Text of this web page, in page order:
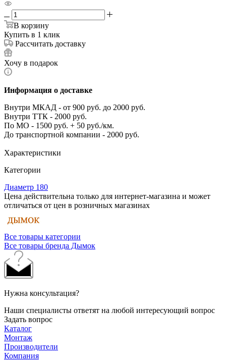
В корзину
Купить в 1 клик
Рассчитать доставку
Хочу в подарок
Информация о доставке
Внутри МКАД - от 900 руб. до 2000 руб.
Внутри ТТК - 2000 руб.
По МО - 1500 руб. + 50 руб./км.
До транспортной компании - 2000 руб.
Характеристики
Категории
Диаметр 180
Цена действительна только для интернет-магазина и может
отличаться от цен в розничных магазинах
Все товары категории
Все товары бренда Дымок
Нужна консультация?
Наши специалисты ответят на любой интересующий вопрос
Задать вопрос
Каталог
Монтаж
Производители
Компания